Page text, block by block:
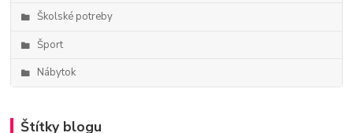
Školské potreby
Šport
Nábytok
Štítky blogu